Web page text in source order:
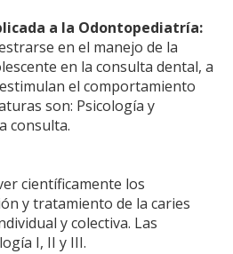
a la Odontopediatría:
en el manejo de la
en la consulta dental, a
el comportamiento
son: Psicología y
consulta.
científicamente los
y tratamiento de la caries
y colectiva. Las
I, II y III.